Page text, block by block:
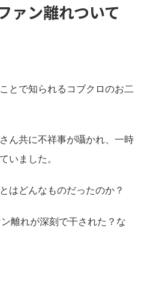
ァン離れついて
とで知られるコブクロのお二
ん共に不祥事が囁かれ、一時
いました。
はどんなものだったのか？
離れが深刻で干された？な